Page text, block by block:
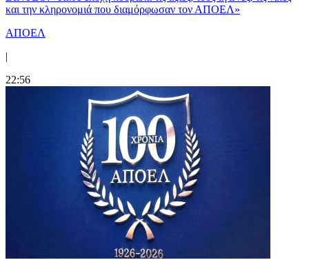
και την κληρονομιά που διαμόρφωσαν τον ΑΠΟΕΛ»
ΑΠΟΕΛ
|
22:56